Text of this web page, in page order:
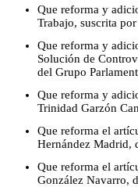
Que reforma y
Trabajo, suscrita
Que reforma y
Solución de
del Grupo
Que reforma y
Trinidad Garzón
Que reforma el
Hernández Madrid,
Que reforma el
González Navarro,